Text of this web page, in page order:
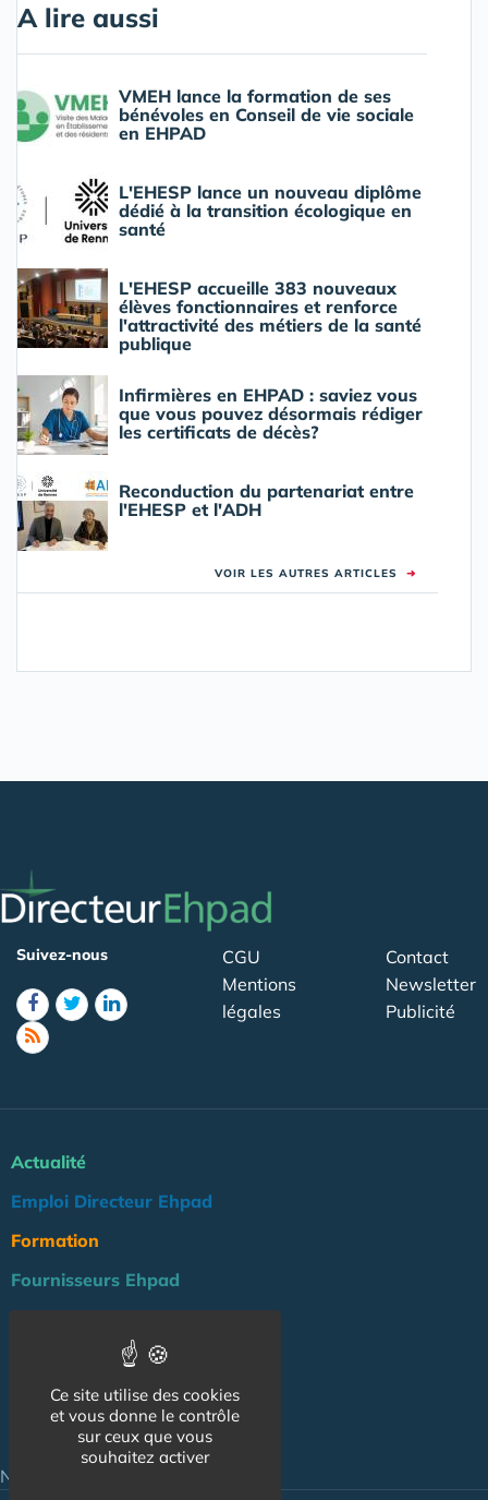
A lire aussi
VMEH lance la formation de ses
bénévoles en Conseil de vie sociale
en EHPAD
L'EHESP lance un nouveau diplôme
dédié à la transition écologique en
santé
L'EHESP accueille 383 nouveaux
élèves fonctionnaires et renforce
l'attractivité des métiers de la santé
publique
Infirmières en EHPAD : saviez vous
que vous pouvez désormais rédiger
les certificats de décès?
Reconduction du partenariat entre
l'EHESP et l'ADH
VOIR LES AUTRES ARTICLES ➜
Suivez-nous
CGU
Mentions
légales
Contact
Newsletter
Publicité
Actualité
Emploi Directeur Ehpad
Formation
Fournisseurs Ehpad
Réglementation
Outils
Groupe Maison de Retraite
NOS AUTRES SITES :
Ce site utilise des cookies
et vous donne le contrôle
sur ceux que vous
souhaitez activer